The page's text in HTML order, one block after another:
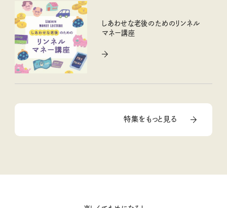
しあわせな老後のためのリンネル
マネー講座
特集をもっと見る